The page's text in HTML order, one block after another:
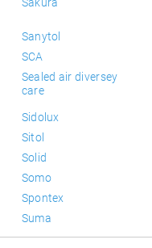
Sakura
Sanytol
SCA
Sealed air diversey
care
Sidolux
Sitol
Solid
Somo
Spontex
Suma